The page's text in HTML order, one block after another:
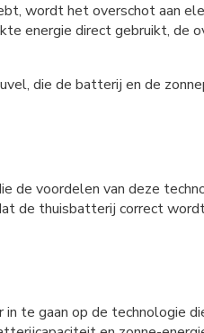
wordt het overschot aan
energie direct gebruikt, de
die de batterij en de
de voordelen van deze
de thuisbatterij correct
te gaan op de technologie